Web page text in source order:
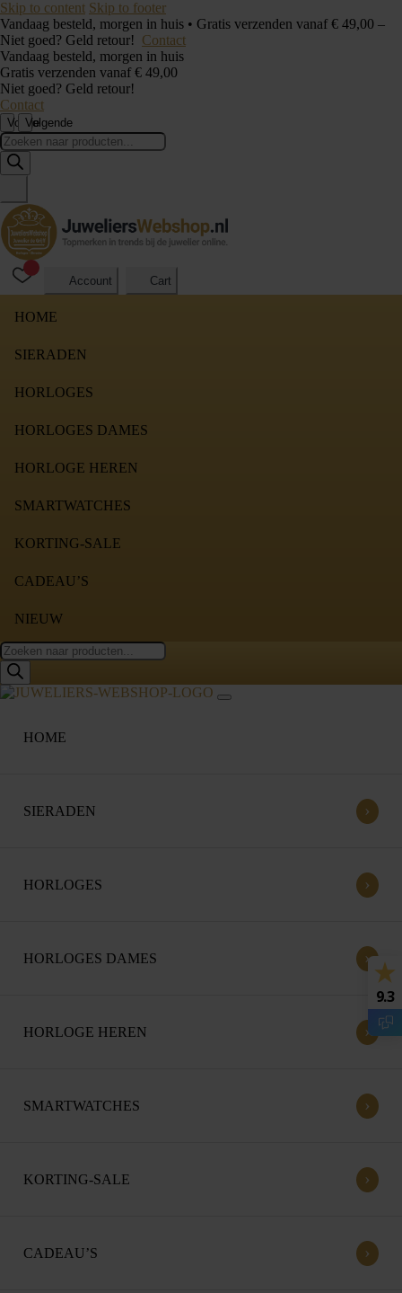
Skip to content Skip to footer
Vandaag besteld, morgen in huis • Gratis verzenden vanaf € 49,00 –
Niet goed? Geld retour! Contact
Vandaag besteld, morgen in huis
Gratis verzenden vanaf € 49,00
Niet goed? Geld retour!
Contact
VorigeVolgende
Producten
zoeken
Account Cart
HOME
SIERADEN
HORLOGES
HORLOGES DAMES
HORLOGE HEREN
SMARTWATCHES
KORTING-SALE
CADEAU’S
NIEUW
Producten
zoeken
HOME
SIERADEN ›
HORLOGES ›
HORLOGES DAMES ›
HORLOGE HEREN ›
SMARTWATCHES ›
KORTING-SALE ›
CADEAU’S ›
9.3